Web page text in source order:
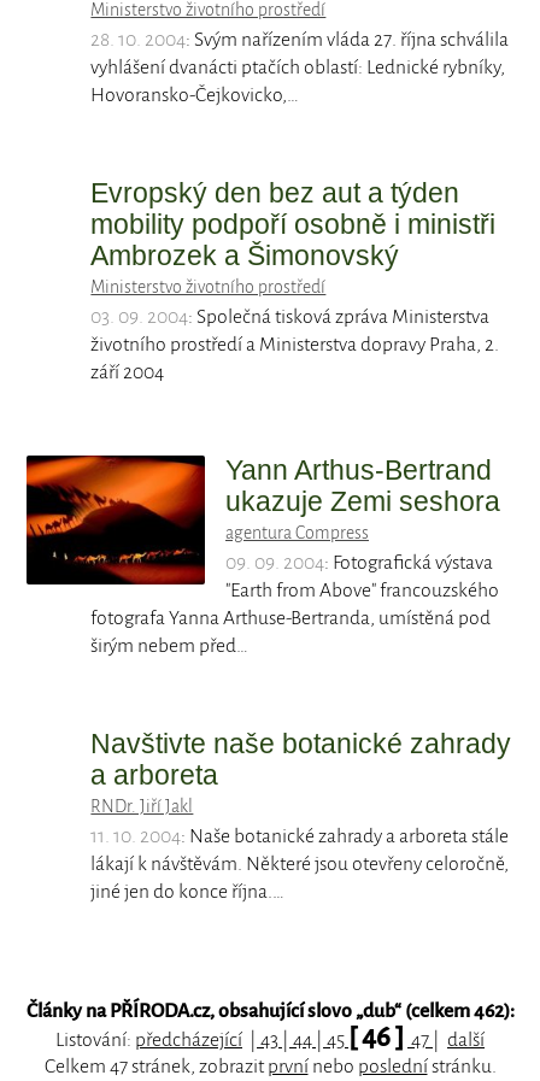
Ministerstvo životního prostředí
28. 10. 2004: Svým nařízením vláda 27. října schválila
vyhlášení dvanácti ptačích oblastí: Lednické rybníky,
Hovoransko-Čejkovicko,…
Evropský den bez aut a týden
mobility podpoří osobně i ministři
Ambrozek a Šimonovský
Ministerstvo životního prostředí
03. 09. 2004: Společná tisková zpráva Ministerstva
životního prostředí a Ministerstva dopravy Praha, 2.
září 2004
Yann Arthus-Bertrand
ukazuje Zemi seshora
agentura Compress
09. 09. 2004: Fotografická výstava
"Earth from Above" francouzského
fotografa Yanna Arthuse-Bertranda, umístěná pod
širým nebem před…
Navštivte naše botanické zahrady
a arboreta
RNDr. Jiří Jakl
11. 10. 2004: Naše botanické zahrady a arboreta stále
lákají k návštěvám. Některé jsou otevřeny celoročně,
jiné jen do konce října.…
Články na PŘÍRODA.cz, obsahující slovo „dub“ (celkem 462):
Listování: předcházející 43 44 45 [ 46 ] 47
další
Celkem 47 stránek, zobrazitprvnínebo poslednístránku.